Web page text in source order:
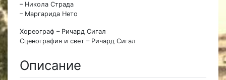
– Никола Страда
– Маргарида Нето
Хореограф – Ричард Сигал
Сценография и свет – Ричард Сигал
Описание